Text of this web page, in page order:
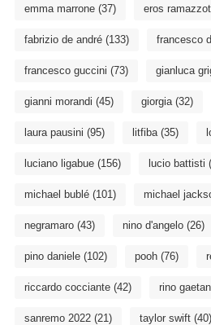
emma marrone(37) eros
fabrizio de andré(133) francesco
francesco guccini (73) gianluca
gianni morandi (45) giorgia(32)
laura pausini (95) litfiba(35)
luciano ligabue(156) lucio battisti
michael bublé(101) michael
negramaro(43) nino d'angelo(26)
pino daniele(102) pooh(76)
riccardo cocciante(42) rino
sanremo 2022(21) taylor swift(40)